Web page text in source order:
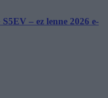
– ez lenne 2026 e-